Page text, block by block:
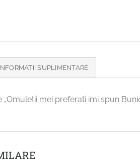
SUPLIMENTARE
„Omuletii mei preferati imi spun